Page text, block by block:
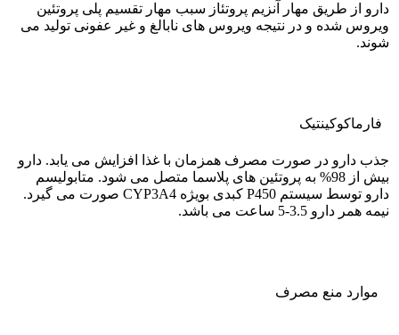
دارو از طریق مهار آنزیم پروتئاز سبب مهار تقسیم پلی پروتئین
ویروس شده و در نتیجه ویروس های نابالغ و غیر عفونی تولید می
شوند.
فارماکوکينتيک
جذب دارو در صورت مصرف همزمان با غذا افزایش می یابد. دارو
بیش از 98% به پروتئین های پلاسما متصل می شود. متابولیسم
دارو توسط سیستم P450 کبدی بویژه CYP3A4 صورت می گیرد.
نیمه همر دارو 3.5-5 ساعت می باشد.
موارد منع مصرف